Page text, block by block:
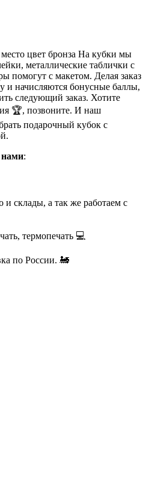
цвет бронза На кубки мы
металлические таблички с
помогут с макетом. Делая заказ
и начисляются бонусные баллы,
следующий заказ. Хотите
🏆, позвоните. И наш
подарочный кубок с
нами:
и склады, а так же работаем с
термопечать 💻
по России. 🚂